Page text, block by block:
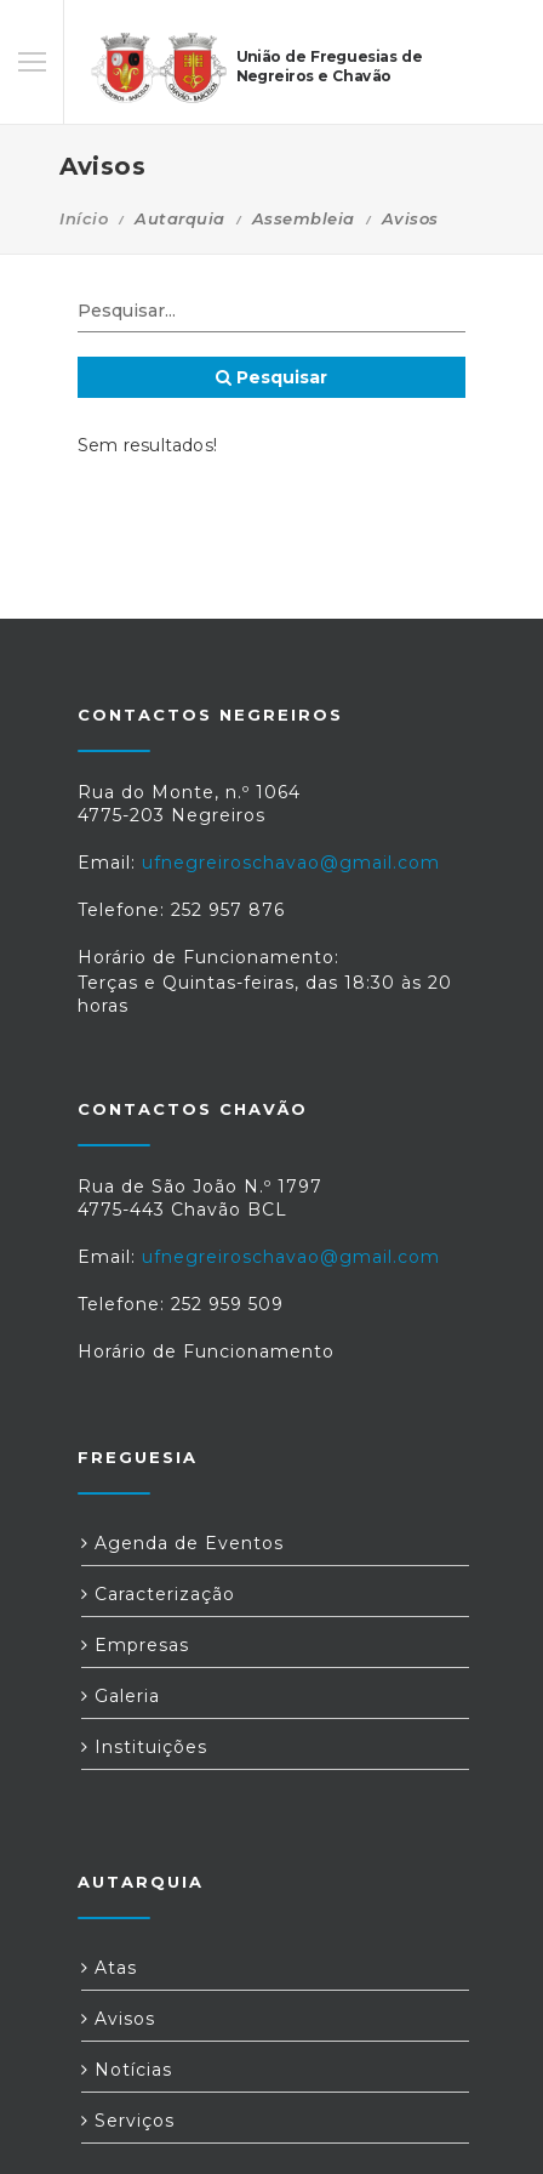
União de Freguesias de
Negreiros e Chavão
Avisos
Início Autarquia Assembleia Avisos
Pesquisar
Sem resultados!
CONTACTOS NEGREIROS
Rua do Monte, n.º 1064
4775-203 Negreiros
Email: ufnegreiroschavao@gmail.com
Telefone: 252 957 876
Horário de Funcionamento:
Terças e Quintas-feiras, das 18:30 às 20
horas
CONTACTOS CHAVÃO
Rua de São João N.º 1797
4775-443 Chavão BCL
Email: ufnegreiroschavao@gmail.com
Telefone: 252 959 509
Horário de Funcionamento
FREGUESIA
Agenda de Eventos
Caracterização
Empresas
Galeria
Instituições
AUTARQUIA
Atas
Avisos
Notícias
Serviços